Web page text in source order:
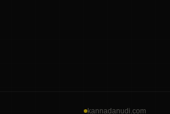
kannadanudi.com